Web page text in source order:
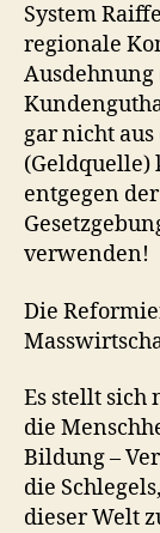
System
regionale
gar nicht
(Geldquelle)
entgegen
verwenden!
Die
Es stellt sich
die
Bildung –
die
dieser Welt